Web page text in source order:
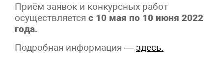
Приём заявок и конкурсных работ
осуществляется с 10 мая по 10 июня 2022
года.
Подробная информация — здесь.